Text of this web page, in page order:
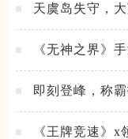
天虞岛失守，大
《无神之界》
即刻登峰，称
《王牌竞速》